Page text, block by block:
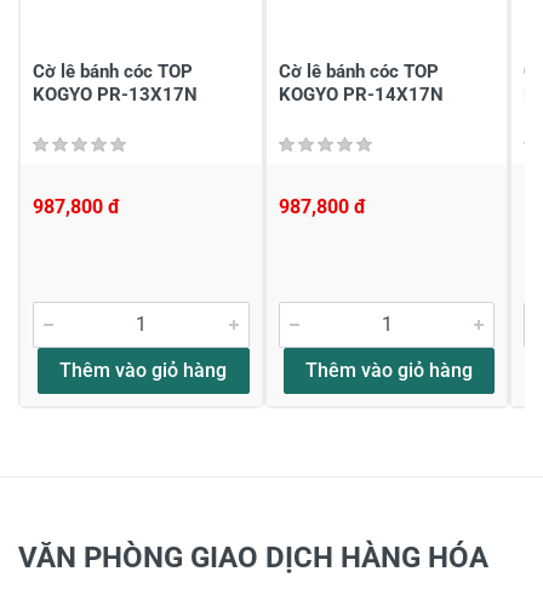
Gửi nhận xét
Cờ lê bánh cóc TOP
KOGYO PR-13X17N
987,800 đ
Thêm vào giỏ hàng
Cờ lê bánh cóc TOP
KOGYO PR-14X17N
987,800 đ
Thêm vào giỏ hàng
VĂN PHÒNG GIAO DỊCH HÀNG HÓA